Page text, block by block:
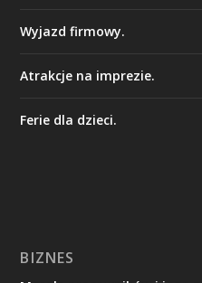
Wyjazd firmowy.
Atrakcje na imprezie.
Ferie dla dzieci.
BIZNES